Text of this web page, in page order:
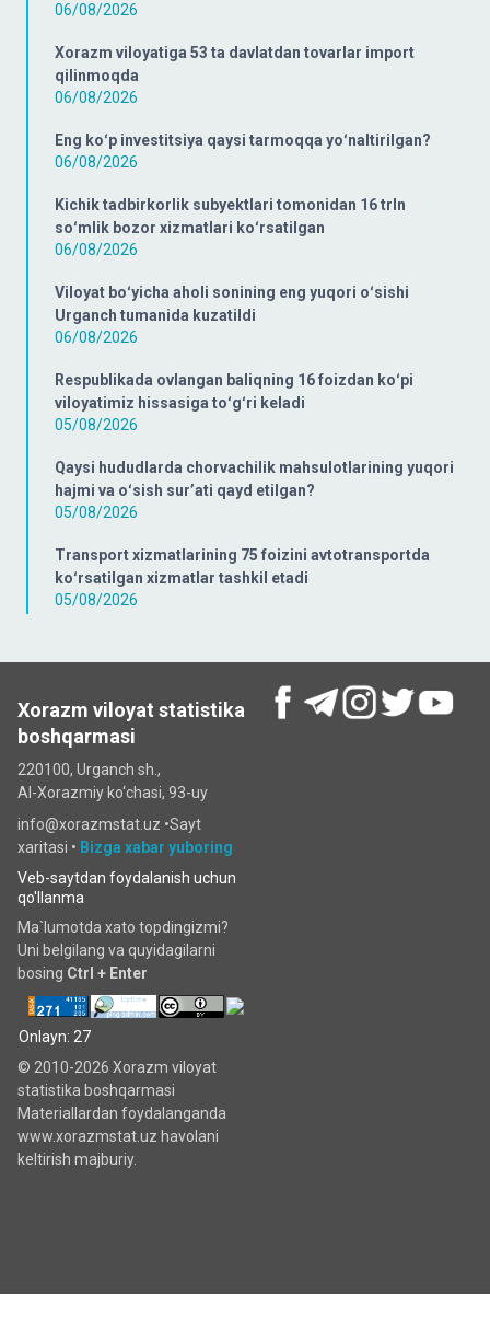
06/08/2026
Xorazm viloyatiga 53 ta davlatdan tovarlar import
qilinmoqda
06/08/2026
Eng koʻp investitsiya qaysi tarmoqqa yoʻnaltirilgan?
06/08/2026
Kichik tadbirkorlik subyektlari tomonidan 16 trln
soʻmlik bozor xizmatlari koʻrsatilgan
06/08/2026
Viloyat boʻyicha aholi sonining eng yuqori oʻsishi
Urganch tumanida kuzatildi
06/08/2026
Respublikada ovlangan baliqning 16 foizdan koʻpi
viloyatimiz hissasiga toʻgʻri keladi
05/08/2026
Qaysi hududlarda chorvachilik mahsulotlarining yuqori
hajmi va oʻsish surʼati qayd etilgan?
05/08/2026
Transport xizmatlarining 75 foizini avtotransportda
koʻrsatilgan xizmatlar tashkil etadi
05/08/2026
Xorazm viloyat statistika
boshqarmasi
220100, Urganch sh.,
Al-Xorazmiy ko‘chаsi, 93-uy
info@xorazmstat.uz •Sayt
xaritasi • Bizga xabar yuboring
Veb-saytdan foydalanish uchun
qo'llanma
Ma`lumotda xato topdingizmi?
Uni belgilang va quyidagilarni
bosing Ctrl + Enter
Onlayn: 27
© 2010-2026 Xorazm viloyat
statistika boshqarmasi
Materiallardan foydalanganda
www.xorazmstat.uz havolani
keltirish majburiy.